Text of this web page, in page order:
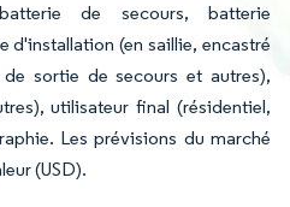
batterie de secours, batterie
d'installation (en saillie, encastré
sortie de secours et autres),
utilisateur final (résidentiel,
Les prévisions du marché
(USD).